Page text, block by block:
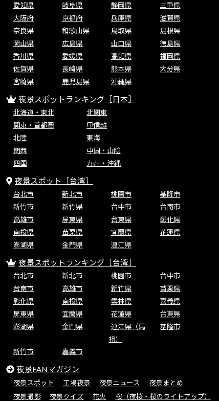
愛知県
岐阜県 静岡県
三重県
大阪府
京都府 兵庫県
滋賀県
奈良県
和歌山県 鳥取県
島根県
岡山県
広島県 山口県
徳島県
香川県
愛媛県 高知県
福岡県
佐賀県
長崎県 熊本県
大分県
宮崎県
鹿児島県 沖縄県
夜景スポットランキング［日本］
北海道・東北
北関東
関東・首都圏
甲信越
北陸
東海
関西
中国・山陰
四国
九州・沖縄
夜景スポット［台湾］
台北市 新北市 桃園市
基隆市
新竹市
新竹県 台中市
台南市
高雄市
屏東県 台東県
彰化県
南投県
苗栗県 宜蘭県
花蓮県
澎湖県
金門県 連江県
夜景スポットランキング［台湾］
台北市 新北市 桃園市
台中市
台南市
高雄市 新竹県
苗栗県
彰化県
南投県 雲林県
嘉義県
屏東県
宜蘭県 花蓮県
台東県
澎湖県
金門県
連江県（馬
祖）
基隆市
新竹市 嘉義市
夜景FANマガジン
夜景スポット 工場夜景 夜景ニュース
夜景まとめ
夜景撮影
夜景クイズ 花火
桜（夜桜・桜のライトアップ）